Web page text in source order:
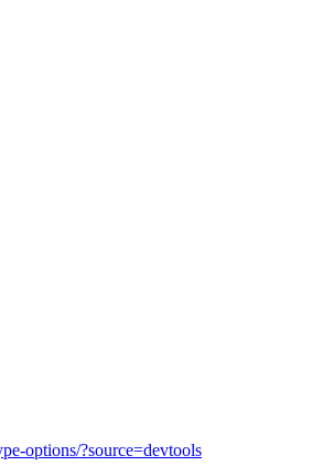
options/?source=devtools